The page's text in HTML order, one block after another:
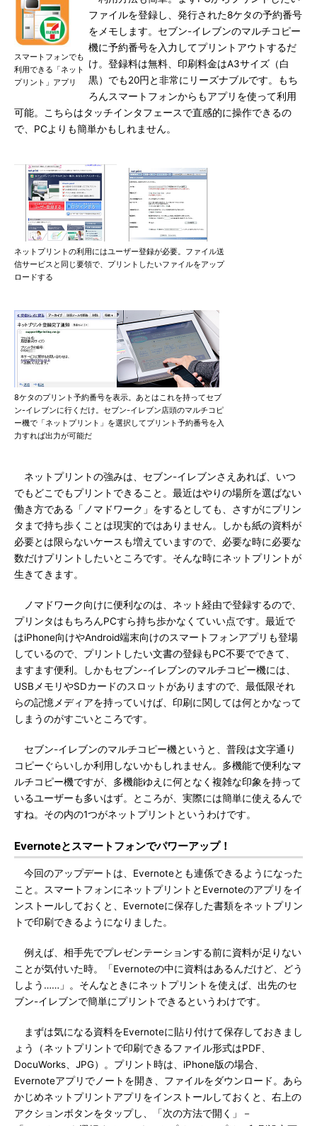
スマートフォンでも
利用できる「ネット
プリント」アプリ
ファイルを登録し、発行された8ケタの予約番号
をメモします。セブン-イレブンのマルチコピー
機に予約番号を入力してプリントアウトするだ
け。登録料は無料、印刷料金はA3サイズ（白
黒）でも20円と非常にリーズナブルです。もち
ろんスマートフォンからもアプリを使って利用
可能。こちらはタッチインタフェースで直感的に操作できるの
で、PCよりも簡単かもしれません。
ネットプリントの利用にはユーザー登録が必要。ファイル送
信サービスと同じ要領で、プリントしたいファイルをアップ
ロードする
8ケタのプリント予約番号を表示。あとはこれを持ってセブ
ン-イレブンに行くだけ。セブン-イレブン店頭のマルチコピ
ー機で「ネットプリント」を選択してプリント予約番号を入
力すれば出力が可能だ
ネットプリントの強みは、セブン-イレブンさえあれば、いつ
でもどこでもプリントできること。最近はやりの場所を選ばない
働き方である「ノマドワーク」をするとしても、さすがにプリン
タまで持ち歩くことは現実的ではありません。しかも紙の資料が
必要とは限らないケースも増えていますので、必要な時に必要な
数だけプリントしたいところです。そんな時にネットプリントが
生きてきます。
ノマドワーク向けに便利なのは、ネット経由で登録するので、
プリンタはもちろんPCすら持ち歩かなくていい点です。最近で
はiPhone向けやAndroid端末向けのスマートフォンアプリも登場
しているので、プリントしたい文書の登録もPC不要でできて、
ますます便利。しかもセブン-イレブンのマルチコピー機には、
USBメモリやSDカードのスロットがありますので、最低限それ
らの記憶メディアを持っていけば、印刷に関しては何とかなって
しまうのがすごいところです。
セブン-イレブンのマルチコピー機というと、普段は文字通り
コピーぐらいしか利用しないかもしれません。多機能で便利なマ
ルチコピー機ですが、多機能ゆえに何となく複雑な印象を持って
いるユーザーも多いはず。ところが、実際には簡単に使えるんで
すね。その内の1つがネットプリントというわけです。
Evernoteとスマートフォンでパワーアップ！
今回のアップデートは、Evernoteとも連係できるようになった
こと。スマートフォンにネットプリントとEvernoteのアプリをイ
ンストールしておくと、Evernoteに保存した書類をネットプリン
トで印刷できるようになりました。
例えば、相手先でプレゼンテーションする前に資料が足りない
ことが気付いた時。「Evernoteの中に資料はあるんだけど、どう
しよう……」。そんなときにネットプリントを使えば、出先のセ
ブン-イレブンで簡単にプリントできるというわけです。
まずは気になる資料をEvernoteに貼り付けて保存しておきまし
ょう（ネットプリントで印刷できるファイル形式はPDF、
DocuWorks、JPG）。プリント時は、iPhone版の場合、
Evernoteアプリでノートを開き、ファイルをダウンロード。あら
かじめネットプリントアプリをインストールしておくと、右上の
アクションボタンをタップし、「次の方法で開く」－